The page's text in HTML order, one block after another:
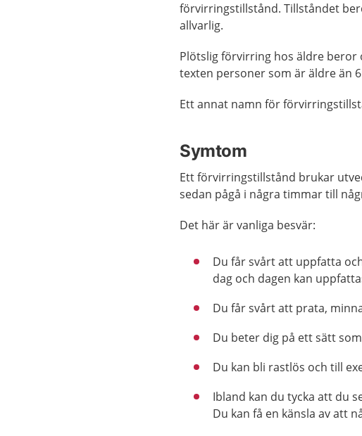
förvirringstillstånd. Tillståndet
allvarlig.
Plötslig förvirring hos äldre beror
texten personer som är äldre än
Ett annat namn för
Symtom
Ett förvirringstillstånd brukar
sedan pågå i några timmar till
Det här är vanliga besvär:
Du får svårt att uppfatta
dag och dagen kan
Du får svårt att prata,
Du beter dig på ett sätt
Du kan bli rastlös och till
Ibland kan du tycka att du
Du kan få en känsla av att